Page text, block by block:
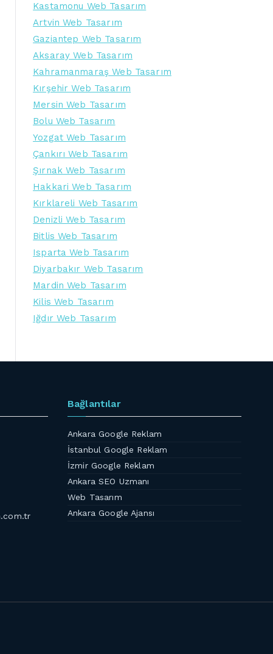
Kastamonu Web Tasarım
Artvin Web Tasarım
Gaziantep Web Tasarım
Aksaray Web Tasarım
Kahramanmaraş Web Tasarım
Kırşehir Web Tasarım
Mersin Web Tasarım
Bolu Web Tasarım
Yozgat Web Tasarım
Çankırı Web Tasarım
Şırnak Web Tasarım
Hakkari Web Tasarım
Kırklareli Web Tasarım
Denizli Web Tasarım
Bitlis Web Tasarım
Isparta Web Tasarım
Diyarbakır Web Tasarım
Mardin Web Tasarım
Kilis Web Tasarım
Iğdır Web Tasarım
Bağlantılar
Ankara Google Reklam
İstanbul Google Reklam
İzmir Google Reklam
Ankara SEO Uzmanı
Web Tasarım
Ankara Google Ajansı